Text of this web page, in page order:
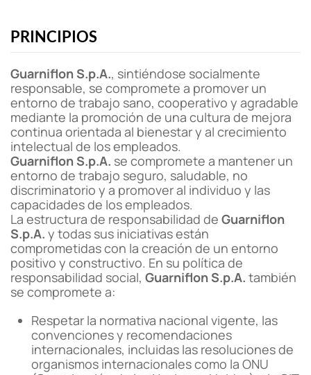
PRINCIPIOS
Guarniflon S.p.A., sintiéndose socialmente
responsable, se compromete a promover un
entorno de trabajo sano, cooperativo y agradable
mediante la promoción de una cultura de mejora
continua orientada al bienestar y al crecimiento
intelectual de los empleados.
Guarniflon S.p.A. se compromete a mantener un
entorno de trabajo seguro, saludable, no
discriminatorio y a promover al individuo y las
capacidades de los empleados.
La estructura de responsabilidad de Guarniflon
S.p.A. y todas sus iniciativas están
comprometidas con la creación de un entorno
positivo y constructivo. En su política de
responsabilidad social, Guarniflon S.p.A. también
se compromete a:
Respetar la normativa nacional vigente, las
convenciones y recomendaciones
internacionales, incluidas las resoluciones de
organismos internacionales como la ONU